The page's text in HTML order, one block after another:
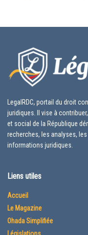
LegalRDC, portail du droit
juridiques. Il vise à
et social de la République
recherches, les analyses,
informations juridiques.
Liens utiles
Accueil
Le Magazine
Ohada Simplifiée